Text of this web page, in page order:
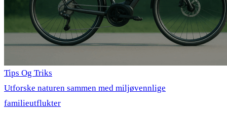
Tips Og Triks
Utforske naturen sammen med miljøvennlige
familieutflukter